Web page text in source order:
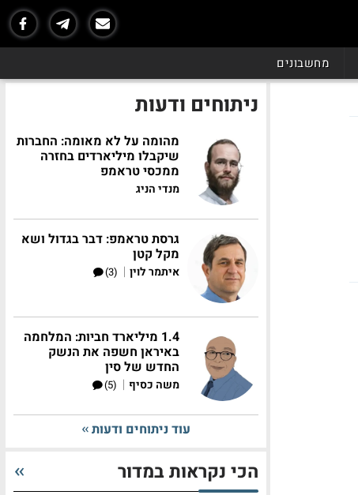
מחשבונים
ניתוחים ודעות
מהומה על לא מאומה: החברות
שיקבלו מיליארדים בחזרה
ממכסי טראמפ
מנדי הניג
גרסת טראמפ: דבר בגדול ושא
מקל קטן
איתמר לוין |
(3)
1.4 מיליארד חביות: המלחמה
באיראן חשפה את הנשק
החדש של סין
משה כסיף |
(5)
עוד ניתוחים ודעות
הכי נקראות במדור